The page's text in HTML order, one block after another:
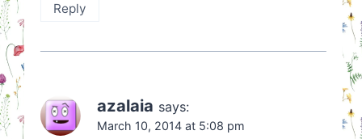
Reply
azalaia says:
March 10, 2014 at 5:08 pm